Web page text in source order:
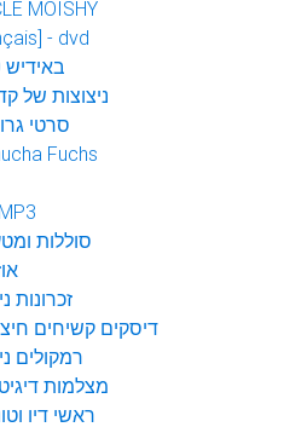
MOISHY
- dvd
DVD באידיש
ניצוצות של
סרטי
Fuchs
נגני MP3
סוללות
זכרונות
דיסקים קשיחים
רמקולים
מצלמות
ראשי דיו